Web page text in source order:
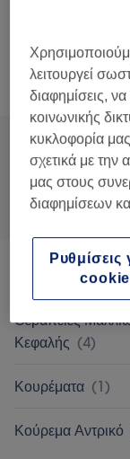
Αναζήτηση
Φορμάρισμα (6)
Θεραπείες
Κεφαλής (4)
Κουρέματα (1)
Κούρεμα Αντρικό
λειτουργεί
διαφημίσεις,
κοινωνικής
κυκλοφορία
σχετικά με
μας στους
διαφημίσεων
Ρυθμίσεις